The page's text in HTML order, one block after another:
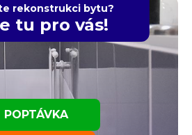
rekonstrukci bytu?
tu pro vás!
POPTÁVKA